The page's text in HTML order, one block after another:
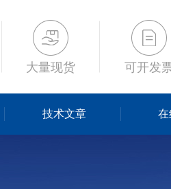
大量现货 可开发
技术文章 在